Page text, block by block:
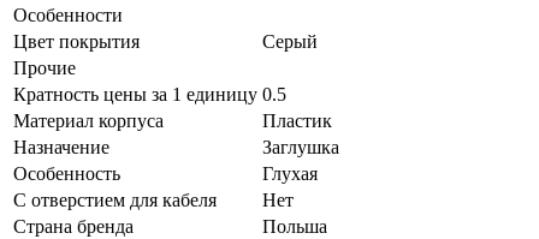
Особенности
Цвет покрытия
Серый
Прочие
Кратность цены за 1 единицу 0.5
Материал корпуса
Пластик
Назначение
Заглушка
Особенность
Глухая
С отверстием для кабеля
Нет
Страна бренда
Польша